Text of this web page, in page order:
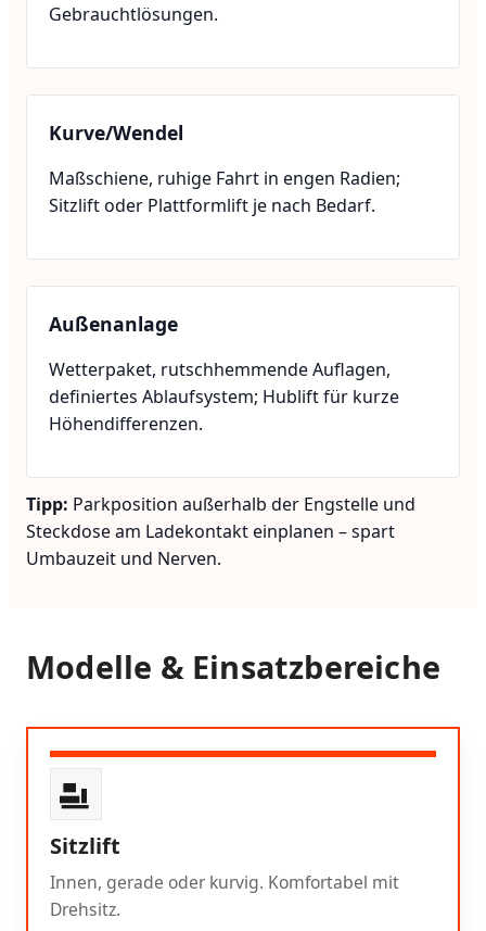
Gebrauchtlösungen.
Kurve/Wendel
Maßschiene, ruhige Fahrt in engen Radien;
Sitzlift oder Plattformlift je nach Bedarf.
Außenanlage
Wetterpaket, rutschhemmende Auflagen,
definiertes Ablaufsystem; Hublift für kurze
Höhendifferenzen.
Tipp: Parkposition außerhalb der Engstelle und
Steckdose am Ladekontakt einplanen – spart
Umbauzeit und Nerven.
Modelle & Einsatzbereiche
Sitzlift
Innen, gerade oder kurvig. Komfortabel mit
Drehsitz.